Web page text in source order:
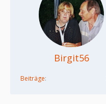
Birgit56
Beiträge